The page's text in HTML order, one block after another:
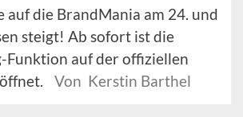
auf die BrandMania am 24. und
steigt! Ab sofort ist die
Funktion auf der offiziellen
Von Kerstin Barthel